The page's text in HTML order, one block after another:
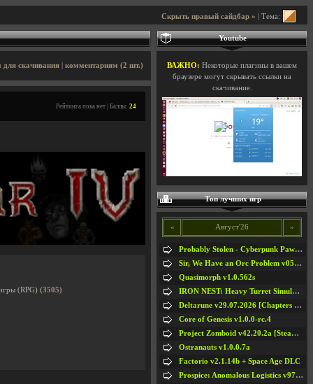
Скрыть правый сайдбар » | Тема:
для скачивания комментариям (2 шт.)
Рейтинга пока нет | Баллы: 24
(RPG) (3505)
Youtube
ВАЖНО: Некоторые плагины в вашем
браузере могут скрывать ссылки на
скачивание.
Топ лучших игр
« Август'26 »
Probably Stolen - Cyberpunk Pawnshop Simulator v048c [Playtest]
Sir, We Have an Orc Problem v05.08.2026
Quasimorph v1.0.562s
IRON NEST: Heavy Turret Simulator v1.0a
Deltarune v29.07.2026 [Chapters 1-5] / + RUS [Chapters 1-5]
Core of Genesis v1.0.0-rc.4
Project Zomboid v42.20.2a [Steam Early Access]
Ostranauts v1.0.0.7a
Factorio v2.1.14b + Space Age DLC
Prospice: Anomalous Logistics v97 [Playtest]